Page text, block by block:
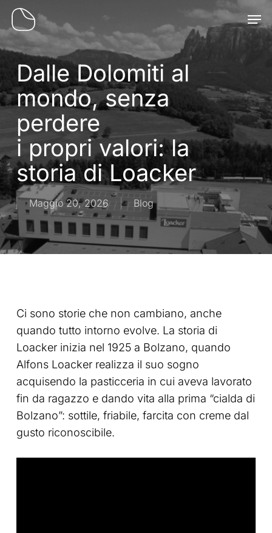
Skip
content
Dalle Dolomiti al
mondo, senza
perdere
i propri valori: la
storia di Loacker
Maggio 20, 2026 Blog
Ci sono storie che non cambiano, anche
quando tutto intorno evolve. La storia di
Loacker inizia nel 1925 a Bolzano, quando
Alfons Loacker realizza il suo sogno
acquisendo la pasticceria in cui aveva lavorato
fin da ragazzo e dando vita alla prima “cialda di
Bolzano”: sottile, friabile, farcita con creme dal
gusto riconoscibile.